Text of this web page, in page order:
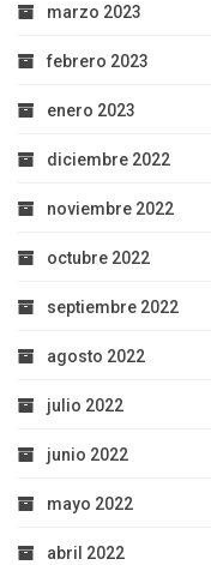
marzo 2023
febrero 2023
enero 2023
diciembre 2022
noviembre 2022
octubre 2022
septiembre 2022
agosto 2022
julio 2022
junio 2022
mayo 2022
abril 2022